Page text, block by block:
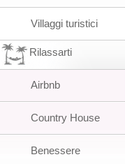
Villaggi turistici
Rilassarti
Airbnb
Country House
Benessere